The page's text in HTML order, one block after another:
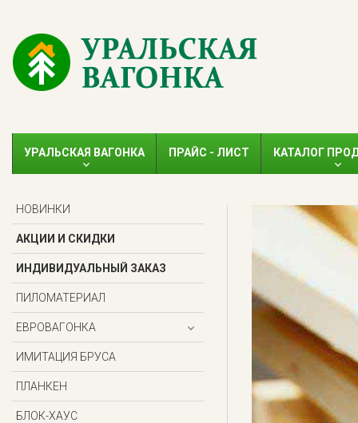
УРАЛЬСКАЯ ВАГОНКА ПРАЙС - ЛИСТ КАТАЛОГ
НОВИНКИ
АКЦИИ И СКИДКИ
ИНДИВИДУАЛЬНЫЙ ЗАКАЗ
ПИЛОМАТЕРИАЛ
ЕВРОВАГОНКА
ИМИТАЦИЯ БРУСА
ПЛАНКЕН
БЛОК-ХАУС